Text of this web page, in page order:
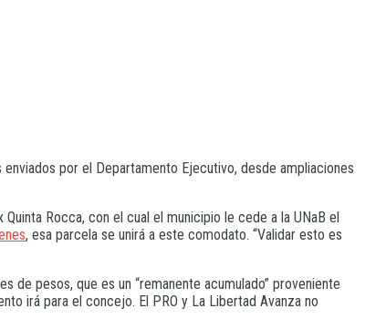
por el Departamento Ejecutivo, desde ampliaciones
Rocca, con el cual el municipio le cede a la UNaB el
, esa parcela se unirá a este comodato. “Validar esto es
pesos, que es un “remanente acumulado” proveniente
irá para el concejo. El PRO y La Libertad Avanza no